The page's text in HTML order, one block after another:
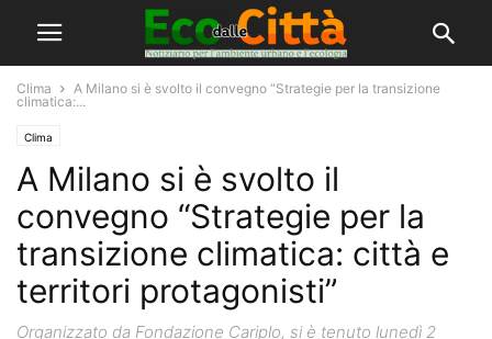
Clima
A Milano si è svolto il convegno “Strategie per la transizione
climatica:...
Clima
A Milano si è svolto il
convegno “Strategie per la
transizione climatica: città e
territori protagonisti”
Organizzato da Fondazione Cariplo, si è tenuto lunedì 2